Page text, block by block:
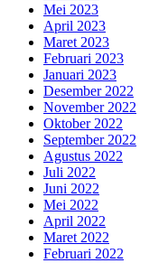
Mei 2023
April 2023
Maret 2023
Februari 2023
Januari 2023
Desember 2022
November 2022
Oktober 2022
September 2022
Agustus 2022
Juli 2022
Juni 2022
Mei 2022
April 2022
Maret 2022
Februari 2022